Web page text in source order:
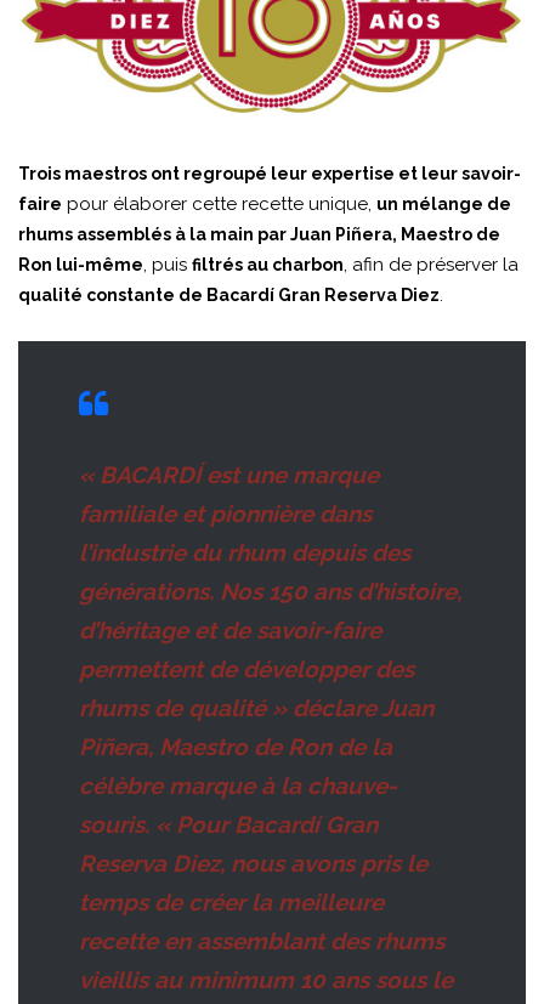
Trois maestros ont regroupé leur expertise et leur savoir-
faire pour élaborer cette recette unique, un mélange de
rhums assemblés à la main par Juan Piñera, Maestro de
Ron lui-même, puis filtrés au charbon, afin de préserver la
qualité constante de Bacardí Gran Reserva Diez.
« BACARDÍ est une marque
familiale et pionnière dans
l’industrie du rhum depuis des
générations. Nos 150 ans d’histoire,
d’héritage et de savoir-faire
permettent de développer des
rhums de qualité » déclare Juan
Piñera, Maestro de Ron de la
célèbre marque à la chauve-
souris. « Pour Bacardí Gran
Reserva Diez, nous avons pris le
temps de créer la meilleure
recette en assemblant des rhums
vieillis au minimum 10 ans sous le